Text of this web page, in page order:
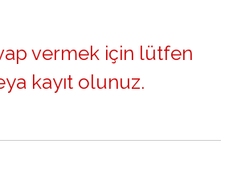
vermek için lütfen
kayıt olunuz.